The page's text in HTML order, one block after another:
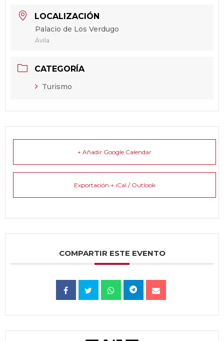
LOCALIZACIÓN
Palacio de Los Verdugo
Ávila
CATEGORÍA
Turismo
+ Añadir Google Calendar
Exportación + iCal / Outlook
COMPARTIR ESTE EVENTO